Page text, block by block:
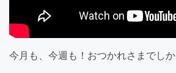
今月も、今週も！おつかれさまでしか